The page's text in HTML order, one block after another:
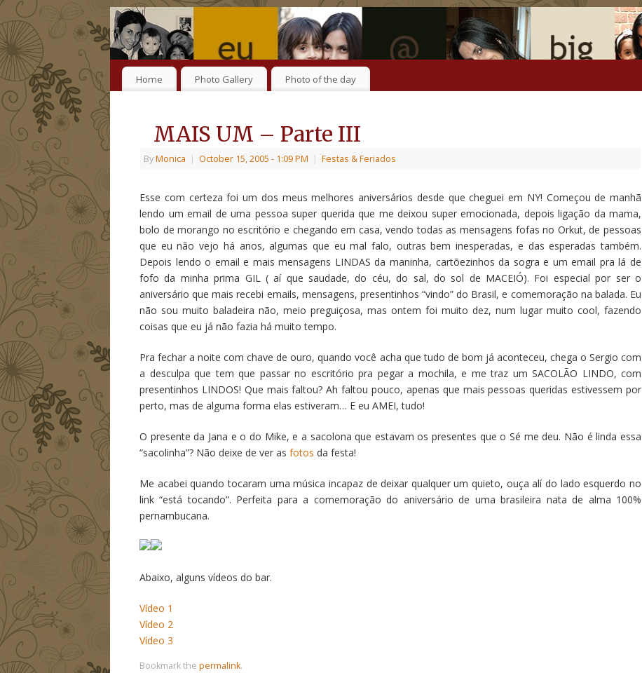
Home Photo Gallery Photo of the day
MAIS UM – Parte III
ByMonica | October 15, 2005 - 1:09 PM | Festas & Feriados
Esse com certeza foi um dos meus melhores aniversários desde que cheguei em NY! Começou de manhã
lendo um email de uma pessoa super querida que me deixou super emocionada, depois ligação da mama,
bolo de morango no escritório e chegando em casa, vendo todas as mensagens fofas no Orkut, de pessoas
que eu não vejo há anos, algumas que eu mal falo, outras bem inesperadas, e das esperadas também.
Depois lendo o email e mais mensagens LINDAS da maninha, cartõezinhos da sogra e um email pra lá de
fofo da minha prima GIL ( aí que saudade, do céu, do sal, do sol de MACEIÓ). Foi especial por ser o
aniversário que mais recebi emails, mensagens, presentinhos “vindo” do Brasil, e comemoração na balada. Eu
não sou muito baladeira não, meio preguiçosa, mas ontem foi muito dez, num lugar muito cool, fazendo
coisas que eu já não fazia há muito tempo.
Pra fechar a noite com chave de ouro, quando você acha que tudo de bom já aconteceu, chega o Sergio com
a desculpa que tem que passar no escritório pra pegar a mochila, e me traz um SACOLÃO LINDO, com
presentinhos LINDOS! Que mais faltou? Ah faltou pouco, apenas que mais pessoas queridas estivessem por
perto, mas de alguma forma elas estiveram… E eu AMEI, tudo!
O presente da Jana e o do Mike, e a sacolona que estavam os presentes que o Sé me deu. Não é linda essa
“sacolinha”? Não deixe de ver as fotos da festa!
Me acabei quando tocaram uma música incapaz de deixar qualquer um quieto, ouça alí do lado esquerdo no
link “está tocando”. Perfeita para a comemoração do aniversário de uma brasileira nata de alma 100%
pernambucana.
Abaixo, alguns vídeos do bar.
Vídeo 1
Vídeo 2
Vídeo 3
Bookmark the permalink.